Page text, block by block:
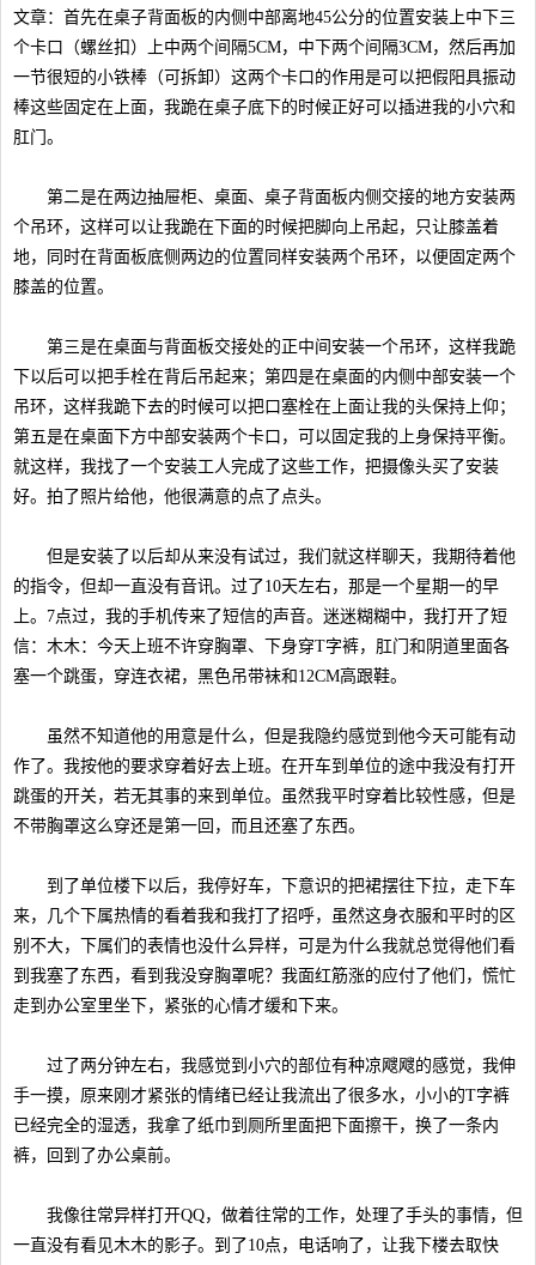
文章：首先在桌子背面板的内侧中部离地45公分的位置安装上中下三
个卡口（螺丝扣）上中两个间隔5CM，中下两个间隔3CM，然后再加
一节很短的小铁棒（可拆卸）这两个卡口的作用是可以把假阳具振动
棒这些固定在上面，我跪在桌子底下的时候正好可以插进我的小穴和
肛门。
第二是在两边抽屉柜、桌面、桌子背面板内侧交接的地方安装两
个吊环，这样可以让我跪在下面的时候把脚向上吊起，只让膝盖着
地，同时在背面板底侧两边的位置同样安装两个吊环，以便固定两个
膝盖的位置。
第三是在桌面与背面板交接处的正中间安装一个吊环，这样我跪
下以后可以把手栓在背后吊起来；第四是在桌面的内侧中部安装一个
吊环，这样我跪下去的时候可以把口塞栓在上面让我的头保持上仰；
第五是在桌面下方中部安装两个卡口，可以固定我的上身保持平衡。
就这样，我找了一个安装工人完成了这些工作，把摄像头买了安装
好。拍了照片给他，他很满意的点了点头。
但是安装了以后却从来没有试过，我们就这样聊天，我期待着他
的指令，但却一直没有音讯。过了10天左右，那是一个星期一的早
上。7点过，我的手机传来了短信的声音。迷迷糊糊中，我打开了短
信：木木：今天上班不许穿胸罩、下身穿T字裤，肛门和阴道里面各
塞一个跳蛋，穿连衣裙，黑色吊带袜和12CM高跟鞋。
虽然不知道他的用意是什么，但是我隐约感觉到他今天可能有动
作了。我按他的要求穿着好去上班。在开车到单位的途中我没有打开
跳蛋的开关，若无其事的来到单位。虽然我平时穿着比较性感，但是
不带胸罩这么穿还是第一回，而且还塞了东西。
到了单位楼下以后，我停好车，下意识的把裙摆往下拉，走下车
来，几个下属热情的看着我和我打了招呼，虽然这身衣服和平时的区
别不大，下属们的表情也没什么异样，可是为什么我就总觉得他们看
到我塞了东西，看到我没穿胸罩呢？我面红筋涨的应付了他们，慌忙
走到办公室里坐下，紧张的心情才缓和下来。
过了两分钟左右，我感觉到小穴的部位有种凉飕飕的感觉，我伸
手一摸，原来刚才紧张的情绪已经让我流出了很多水，小小的T字裤
已经完全的湿透，我拿了纸巾到厕所里面把下面擦干，换了一条内
裤，回到了办公桌前。
我像往常异样打开QQ，做着往常的工作，处理了手头的事情，但
一直没有看见木木的影子。到了10点，电话响了，让我下楼去取快